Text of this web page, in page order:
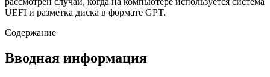
UEFI и разметка диска в формате GPT.
Содержание
Вводная информация